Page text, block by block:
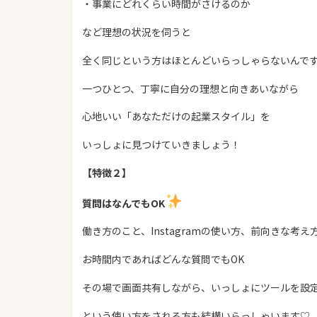
・事業にどれくらい時間がさけるのか
など理想の状況を伺うと
全く同じという方はほとんどいらっしゃらないんで
一つひとつ、丁寧に自分の理想と向きあいながら
心地いい「あなただけの起業スタイル」を
いっしょに見つけていきましょう！
【特徴２】
質問はなんでもOK
働き方のこと、Instagramの使い方、前向きな考え
お時間内であればどんな質問でもOK
その場で画面共有しながら、いっしょにツールを設